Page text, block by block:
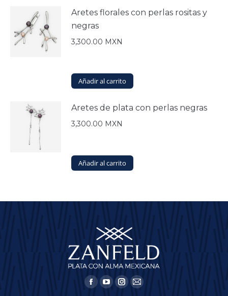
Aretes florales con perlas rositas y
negras
3,300.00 MXN
Añadir al carrito
Aretes de plata con perlas negras
3,300.00 MXN
Añadir al carrito
Facebook
YouTubeInstagram
Mail